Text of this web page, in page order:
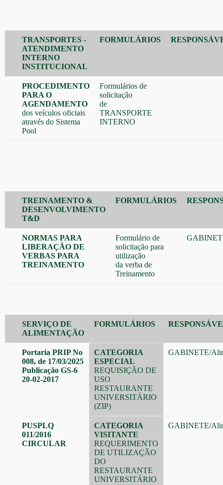
TRANSPORTES -
ATENDIMENTO
INTERNO
INSTITUCIONAL
FORMULÁRIOS
PROCEDIMENTO
PARA O
AGENDAMENTO
dos veículos oficiais
através do Sistema
Pool
Formulários de
solicitação
de
TRANSPORTE
INTERNO
TREINAMENTO &
DESENVOLVIMENTO
T&D
FORMULÁRIOS
NORMAS PARA
LIBERAÇÃO DE
VERBAS PARA
TREINAMENTO
Formulário de
solicitação para
utilização
da verba de
Treinamento
SERVIÇO DE
ALIMENTAÇÃO
FORMULÁRIOS
Portaria PRIP No
008, de 17/03/2025
Publicação GS-6
20-02-2017
CATEGORIA
ESPECIAL
REQUISIÇÃO DE
USO
RESTAURANTE
UNIVERSITÁRIO
(ZIP)
GABINETE/
PUSPLQ
011/2016
CIRCULAR
CATEGORIA
VISITANTE
REQUERIMENTO
DE UTILIZAÇÃO
DO
RESTAURANTE
UNIVERSITÁRIO
GABINETE/